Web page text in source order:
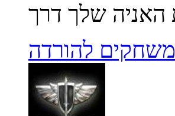
משחקים להורדה